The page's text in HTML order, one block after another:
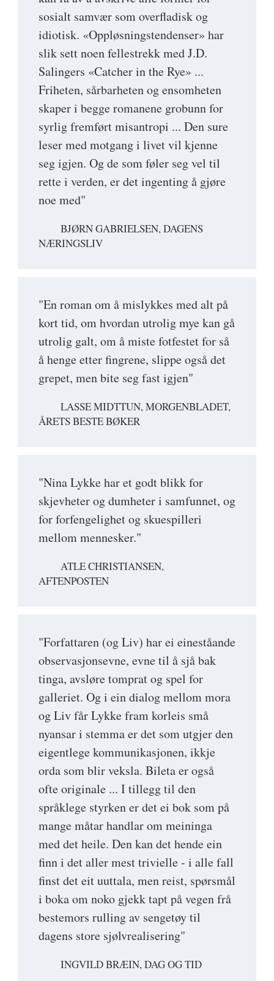
sosialt samvær som overfladisk og
idiotisk. «Oppløsningstendenser» har
slik sett noen fellestrekk med J.D.
Salingers «Catcher in the Rye» ...
Friheten, sårbarheten og ensomheten
skaper i begge romanene grobunn for
syrlig fremført misantropi ... Den sure
leser med motgang i livet vil kjenne
seg igjen. Og de som føler seg vel til
rette i verden, er det ingenting å gjøre
noe med"
BJØRN GABRIELSEN, DAGENS
NÆRINGSLIV
"En roman om å mislykkes med alt på
kort tid, om hvordan utrolig mye kan gå
utrolig galt, om å miste fotfestet for så
å henge etter fingrene, slippe også det
grepet, men bite seg fast igjen"
LASSE MIDTTUN, MORGENBLADET,
ÅRETS BESTE BØKER
"Nina Lykke har et godt blikk for
skjevheter og dumheter i samfunnet, og
for forfengelighet og skuespilleri
mellom mennesker."
ATLE CHRISTIANSEN,
AFTENPOSTEN
"Forfattaren (og Liv) har ei eineståande
observasjonsevne, evne til å sjå bak
tinga, avsløre tomprat og spel for
galleriet. Og i ein dialog mellom mora
og Liv får Lykke fram korleis små
nyansar i stemma er det som utgjer den
eigentlege kommunikasjonen, ikkje
orda som blir veksla. Bileta er også
ofte originale ... I tillegg til den
språklege styrken er det ei bok som på
mange måtar handlar om meininga
med det heile. Den kan det hende ein
finn i det aller mest trivielle - i alle fall
finst det eit uuttala, men reist, spørsmål
i boka om noko gjekk tapt på vegen frå
bestemors rulling av sengetøy til
dagens store sjølvrealisering"
INGVILD BRÆIN, DAG OG TID